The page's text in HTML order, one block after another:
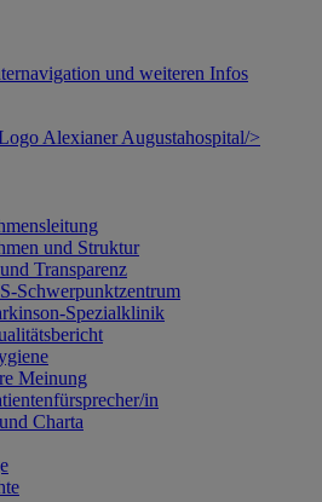
und weiteren Infos
/>
und Struktur
Transparenz
Schwerpunktzentrum
Spezialklinik
Meinung
in
Charta